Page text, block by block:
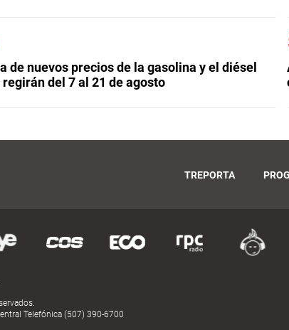
de nuevos precios de la gasolina y el diésel
regirán del 7 al 21 de agosto
TREPORTA
Telefónica (507) 390-6700